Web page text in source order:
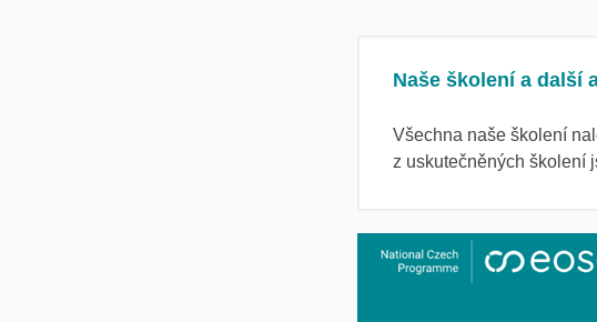
Naše školení a další
Všechna naše školení
z uskutečněných školení